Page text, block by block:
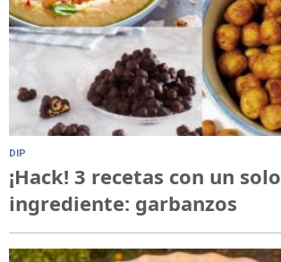
DIP
¡Hack! 3 recetas con un solo
ingrediente: garbanzos